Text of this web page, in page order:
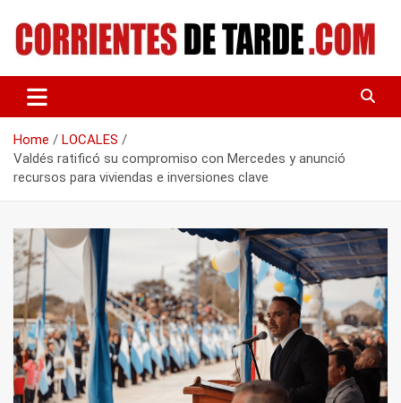
content
CORRIENTES DE TARDE
Home
LOCALES
Valdés ratificó su compromiso con Mercedes y anunció
recursos para viviendas e inversiones clave